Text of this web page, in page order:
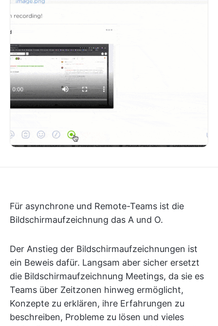
Für asynchrone und Remote-Teams ist die
Bildschirmaufzeichnung das A und O.
Der Anstieg der Bildschirmaufzeichnungen ist
ein Beweis dafür. Langsam aber sicher ersetzt
die Bildschirmaufzeichnung Meetings, da sie es
Teams über Zeitzonen hinweg ermöglicht,
Konzepte zu erklären, ihre Erfahrungen zu
beschreiben, Probleme zu lösen und vieles